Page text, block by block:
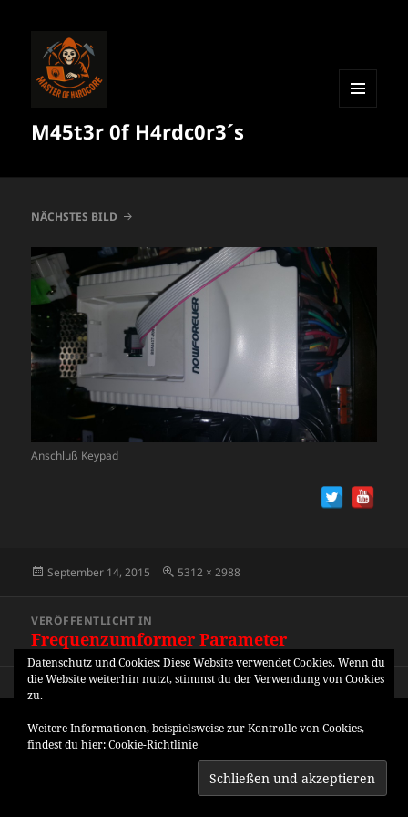
M45t3r 0f H4rdc0r3´s
NÄCHSTES BILD
Anschluß Keypad
Veröffentlicht
September 14, 2015 Originalgröße
5312 × 2988
VERÖFFENTLICHT IN
Frequenzumformer Parameter
Datenschutz und Cookies: Diese Website verwendet Cookies. Wenn du
die Website weiterhin nutzt, stimmst du der Verwendung von Cookies
zu.
Weitere Informationen, beispielsweise zur Kontrolle von Cookies,
findest du hier:Cookie-Richtlinie